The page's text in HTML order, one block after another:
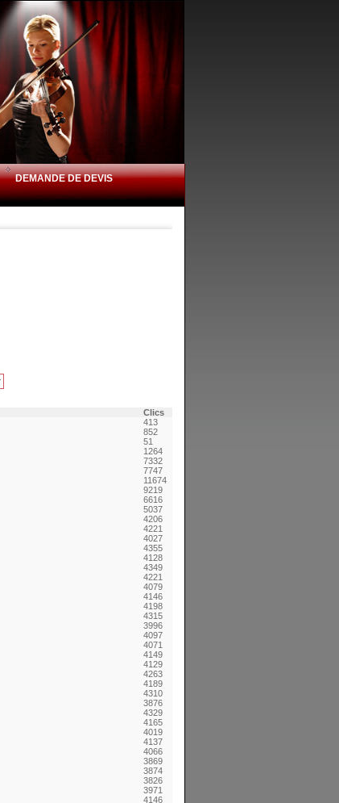
DEMANDE DE DEVIS
Clics
413
852
51
1264
7332
7747
11674
9219
6616
5037
4206
4221
4027
4355
4128
4349
4221
4079
4146
4198
4315
3996
4097
4071
4149
4129
4263
4189
4310
3876
4329
4165
4019
4137
4066
3869
3874
3826
3971
4146